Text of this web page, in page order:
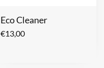
Eco Cleaner
€13,00